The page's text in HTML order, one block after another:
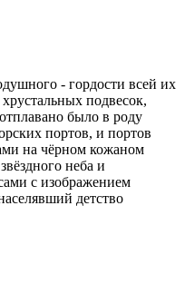
- гордости всей их
подвесок,
было в роду
портов, и портов
на чёрном кожаном
неба и
с изображением
детство